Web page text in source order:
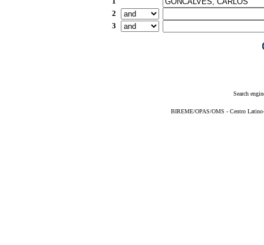
2
3
Search
BIREME/OPAS/OMS - Centro Latino-